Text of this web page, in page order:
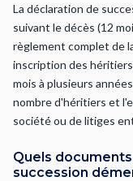
La déclaration de
suivant le décès (12
règlement complet de
inscription des
mois à plusieurs
nombre d'héritiers et
société ou de litiges
Quels
succession